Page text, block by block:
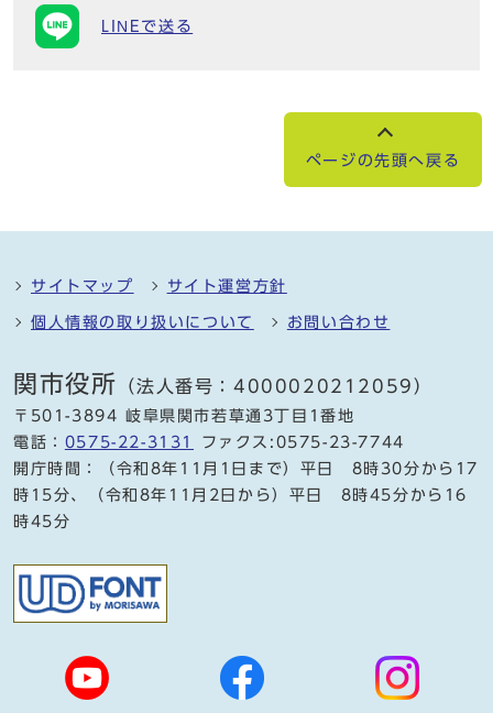
LINEで送る
ページの先頭へ戻る
サイトマップ サイト運営方針
個人情報の取り扱いについて お問い合わせ
関市役所 （法人番号：4000020212059）
〒501-3894 岐阜県関市若草通3丁目1番地
電話： 0575-22-3131
ファクス:0575-23-7744
開庁時間：（令和8年11月1日まで）平日 8時30分から17
時15分、（令和8年11月2日から）平日 8時45分から16
時45分